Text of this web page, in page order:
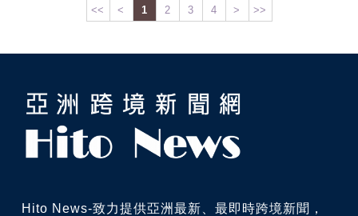
<< < 1 2 3 4 > >>
Hito News-致力提供亞洲最新、最即時跨境新聞，